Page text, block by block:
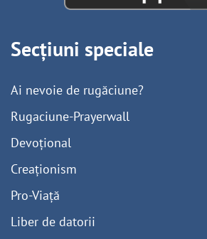
Secțiuni speciale
Ai nevoie de rugăciune?
Rugaciune-Prayerwall
Devoțional
Creaționism
Pro-Viață
Liber de datorii